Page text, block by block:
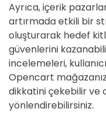
Ayrıca, içerik
artırmada etkili bir
oluşturarak hedef
güvenlerini
incelemeleri,
Opencart
dikkatini çekebilir ve
yönlendirebilirsiniz.